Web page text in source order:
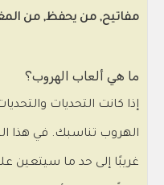
مفاتيح, من يحفظ, من
ما هي ألعاب الهروب؟
إذا كانت التحديات
الهروب تناسبك. في هذا
غريبًا إلى حد ما سيتعين